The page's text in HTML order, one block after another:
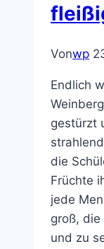
Vonwp
Endlich
gestürzt
die
Früchte
jede
groß,
und zu